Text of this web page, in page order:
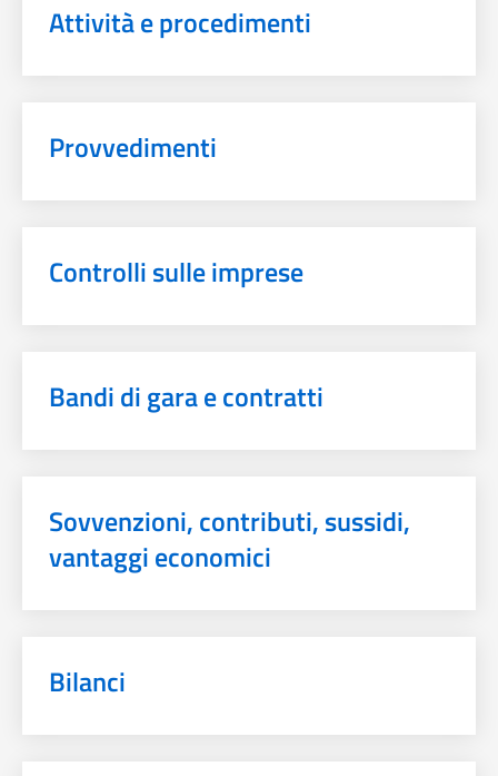
Attività e procedimenti
Provvedimenti
Controlli sulle imprese
Bandi di gara e contratti
Sovvenzioni, contributi, sussidi,
vantaggi economici
Bilanci